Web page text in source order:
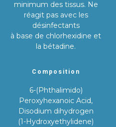
minimum des tissus. Ne
réagit pas avec les
désinfectants
à base de chlorhexidine et
la bétadine.
Composition
6-(Phthalimido)
Peroxyhexanoic Acid,
Disodium dihydrogen
(1-Hydroxyethylidene)